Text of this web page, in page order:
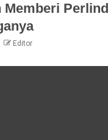
Memberi
Editor